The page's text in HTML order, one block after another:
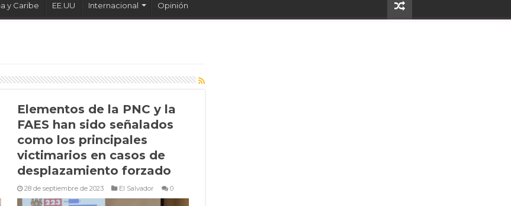
y Caribe EE.UU Internacional Opinión
Elementos de la PNC y la
FAES han sido señalados
como los principales
victimarios en casos de
desplazamiento forzado
28 de septiembre de 2023 El Salvador 0